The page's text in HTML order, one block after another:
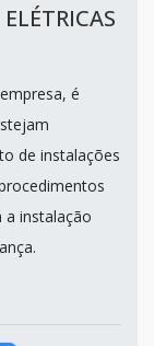
é
de instalações
a instalação